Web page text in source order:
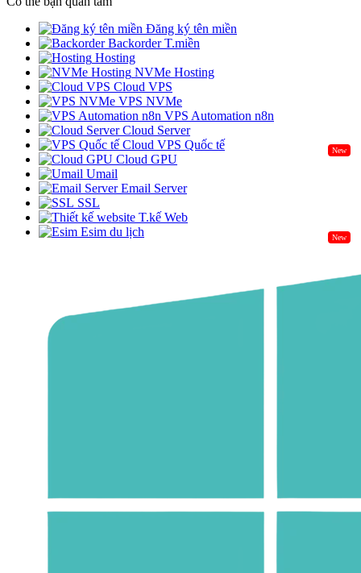
Đăng ký tên miền
Backorder T.miền
Hosting
NVMe Hosting
Cloud VPS
VPS NVMe
VPS Automation n8n
Cloud Server
Cloud VPS Quốc tế
New
Cloud GPU
Umail
Email Server
SSL
T.kế Web
Esim du lịch
New